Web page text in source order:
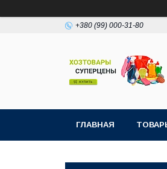
+380 (99) 000-31-80
ГЛАВНАЯ